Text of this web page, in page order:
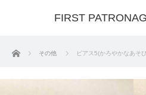
FIRST
ホーム その他 ピアス5(かろやかなあそ